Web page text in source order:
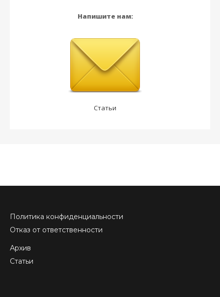
Напишите нам:
Статьи
Политика конфиденциальности
Отказ от ответственности
Архив
Статьи